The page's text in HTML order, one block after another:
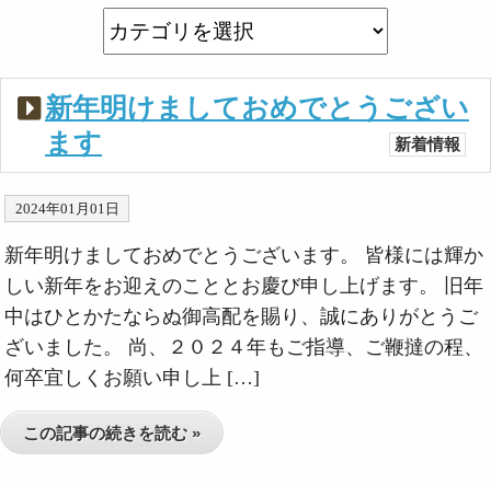
新年明けましておめでとうござい
ます
新着情報
2024年01月01日
新年明けましておめでとうございます。 皆様には輝か
しい新年をお迎えのこととお慶び申し上げます。 旧年
中はひとかたならぬ御高配を賜り、誠にありがとうご
ざいました。 尚、２０２４年もご指導、ご鞭撻の程、
何卒宜しくお願い申し上 […]
この記事の続きを読む »